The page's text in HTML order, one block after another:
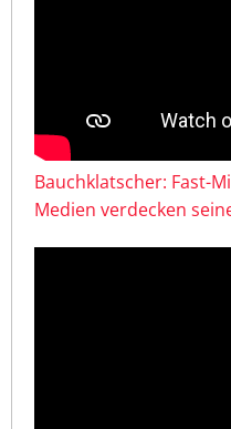
Bauchklatscher: Fast-
Medien verdecken